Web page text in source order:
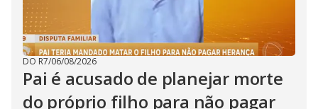
DO R7/06/08/2026
Pai é acusado de planejar morte
do próprio filho para não pagar